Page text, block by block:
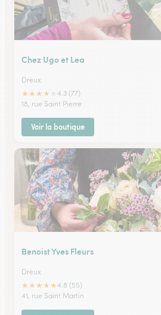
Chez Ugo et Lea
Dreux
★★★★
4.3 (77)
18, rue Saint Pierre
Voir la boutique
Benoist Yves Fleurs
Dreux
★★★★★4.8 (55)
41, rue Saint Martin